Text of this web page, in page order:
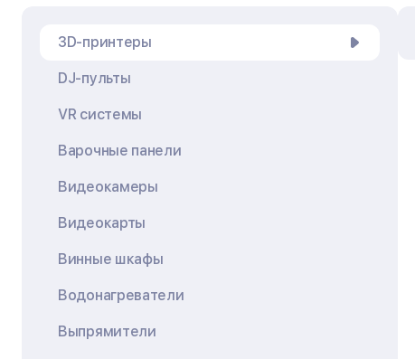
3D-принтеры
DJ-пульты
VR системы
Варочные панели
Видеокамеры
Видеокарты
Винные шкафы
Водонагреватели
Выпрямители